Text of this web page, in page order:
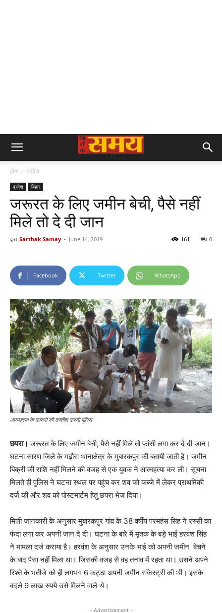
होम प्रदेश
प्रदेश बिहार
जरूरत के लिए जमीन बेची, पैसे नहीं
मिले तो दे दी जान
द्वारा Sarthak Samay - June 14, 2019 0
161
Facebook Twitter WhatsApp
आत्महत्या के कारणों की तफ्तीश करती पुलिस
छपरा। जरूरत के लिए जमीन बेची, पैसे नहीं मिले तो फांसी लगा कर दे दी जान।
घटना सारण जिले के मढ़ौरा थानाक्षेत्र के मुबारकपुर की बतायी जाती है। जमीन
बिक्री की राशि नहीं मिलने की वजह से एक युवक ने आत्महत्या कर ली। सूचना
मिलते ही पुलिस ने घटना स्थल पर पहुंच कर शव को कब्जे में लेकर प्राथमिकी
दर्ज की और शव को पोस्टमार्टम हेतु छपरा भेज दिया।
मिली जानकारी के अनुसार मुबारकपुर गांव के 38 वर्षीय परमहंस सिंह ने रस्सी का
फंदा लगा कर अपनी जान दे दी। घटना के बारे में मृतक के बड़े भाई हरवंश सिंह
ने मामला दर्ज कराया है। हरवंश के अनुसार उनके भाई को अपनी जमीन बेचने
के बाद पैसा नहीं मिला था। जिसकी वजह से वह तनाव में रहता था। उसने अपने
रिश्ते के भतीजे को ही लगभग 6 कट्ठा अपनी जमीन रजिस्ट्री की थी। इसके
बदले 9 लाख रुपये उसे मिलने वाले थे।
- Advertisement -